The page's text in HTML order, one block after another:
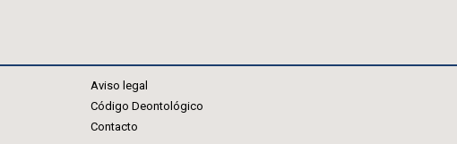
Aviso legal
Código Deontológico
Contacto